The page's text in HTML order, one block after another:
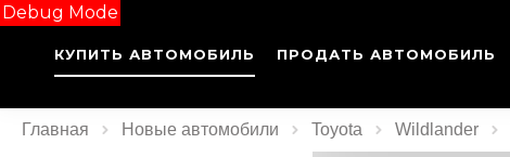
Debug Mode
КУПИТЬ АВТОМОБИЛЬ ПРОДАТЬ АВТОМОБИЛЬ
Главная Новые автомобили Toyota Wildlander